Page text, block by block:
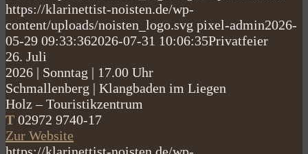
https://klarinettist-noisten.de/wp-
content/uploads/noisten_logo.svg pixel-admin2026-
05-29 09:33:362026-07-31 10:06:35Privatfeier
26. Juli
2026 | Sonntag | 17.00 Uhr
Schmallenberg | Klangbaden im Liegen
Holz – Touristikzentrum
T 02972 9740-17
Zur Website